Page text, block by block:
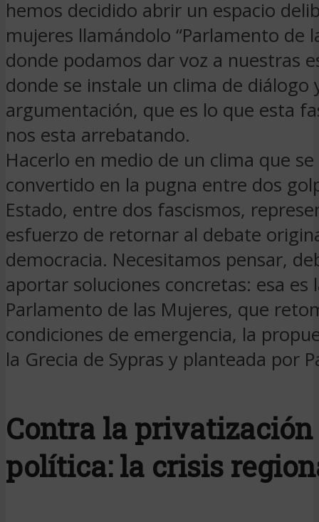
hemos decidido abrir un espacio
mujeres llamándolo “Parlamento de
donde podamos dar voz a nuestras
donde se instale un clima de diálogo
argumentación, que es lo que esta
nos esta arrebatando.
Hacerlo en medio de un clima que se
convertido en la pugna entre dos
Estado, entre dos fascismos,
esfuerzo de retornar al debate
democracia. Necesitamos pensar,
aportar soluciones concretas: esa es
Parlamento de las Mujeres, que
condiciones de emergencia, la
la Grecia de Sypras y planteada por
Contra la privatización
política: la crisis